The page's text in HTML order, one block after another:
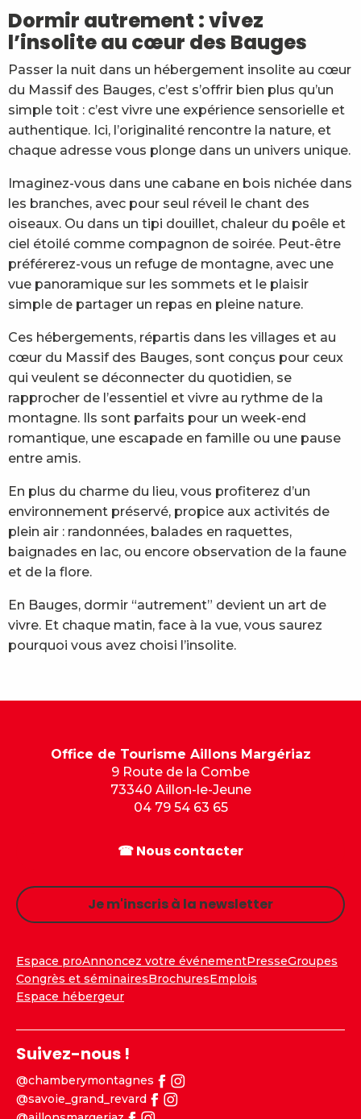
Dormir autrement : vivez
l’insolite au cœur des Bauges
Passer la nuit dans un hébergement insolite au cœur
du Massif des Bauges, c’est s’offrir bien plus qu’un
simple toit : c’est vivre une expérience sensorielle et
authentique. Ici, l’originalité rencontre la nature, et
chaque adresse vous plonge dans un univers unique.
Imaginez-vous dans une cabane en bois nichée dans
les branches, avec pour seul réveil le chant des
oiseaux. Ou dans un tipi douillet, chaleur du poêle et
ciel étoilé comme compagnon de soirée. Peut-être
préférerez-vous un refuge de montagne, avec une
vue panoramique sur les sommets et le plaisir
simple de partager un repas en pleine nature.
Ces hébergements, répartis dans les villages et au
cœur du Massif des Bauges, sont conçus pour ceux
qui veulent se déconnecter du quotidien, se
rapprocher de l’essentiel et vivre au rythme de la
montagne. Ils sont parfaits pour un week-end
romantique, une escapade en famille ou une pause
entre amis.
En plus du charme du lieu, vous profiterez d’un
environnement préservé, propice aux activités de
plein air : randonnées, balades en raquettes,
baignades en lac, ou encore observation de la faune
et de la flore.
En Bauges, dormir “autrement” devient un art de
vivre. Et chaque matin, face à la vue, vous saurez
pourquoi vous avez choisi l’insolite.
Office de Tourisme Aillons Margériaz
9 Route de la Combe
73340 Aillon-le-Jeune
04 79 54 63 65
☎ Nous contacter
Je m'inscris à la newsletter
Espace proAnnoncez votre événementPresseGroupes
Congrès et séminairesBrochuresEmplois
Espace hébergeur
Suivez-nous !
@chamberymontagnes
@savoie_grand_revard